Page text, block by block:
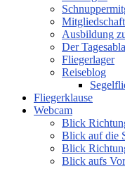
Mitgliedschaft
Ausbildung
Der
Fliegerlager
Reiseblog
Fliegerklause
Webcam
Blick
Blick auf die
Blick
Blick aufs